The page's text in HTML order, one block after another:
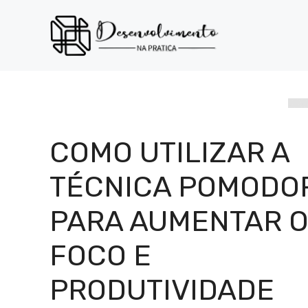
COMO UTILIZAR A
TÉCNICA
PARA AUMENTAR O
FOCO E
PRODUTIVIDADE